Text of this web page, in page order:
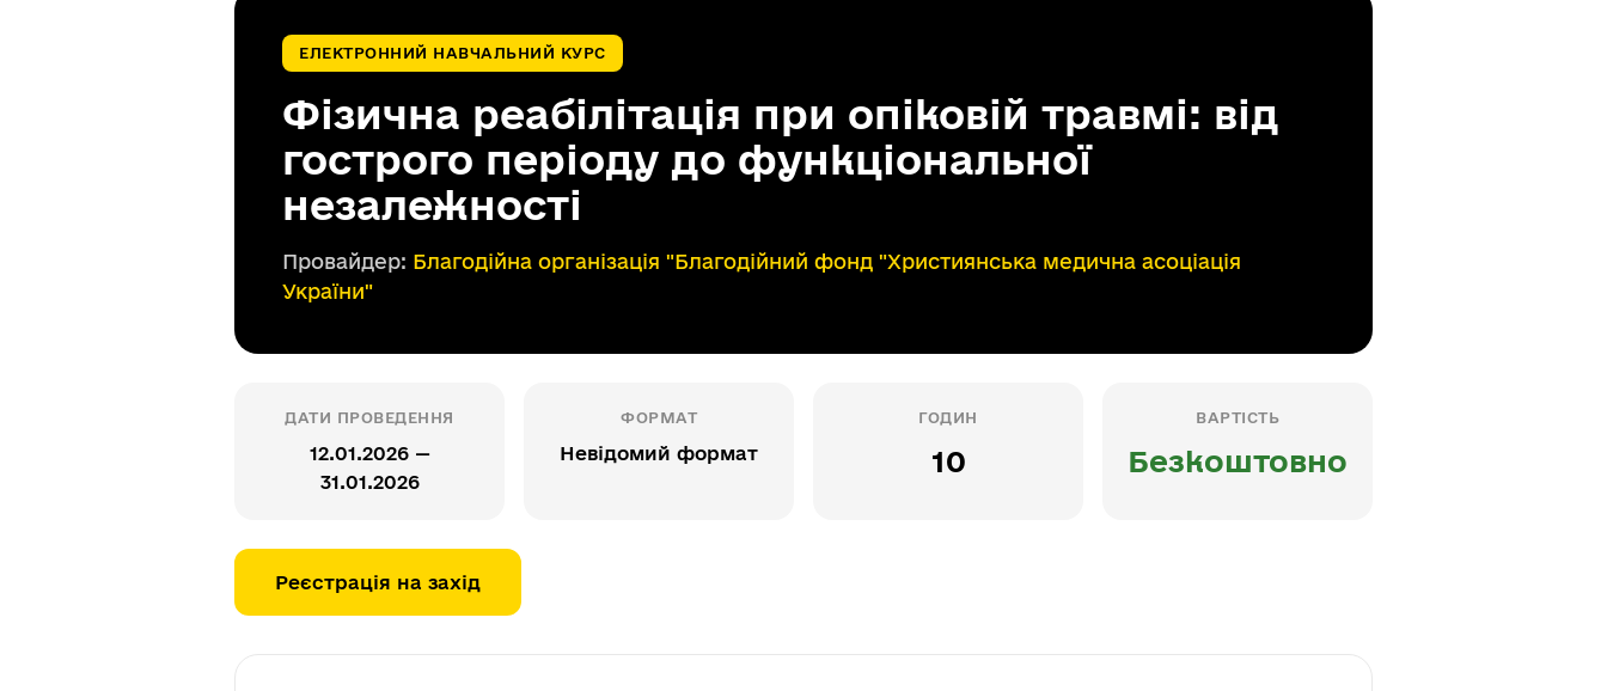
ЕЛЕКТРОННИЙ НАВЧАЛЬНИЙ КУРС
Фізична реабілітація при опіковій травмі: від
гострого періоду до функціональної
незалежності
Провайдер: Благодійна організація "Благодійний фонд "Християнська медична асоціація
України"
ДАТИ ПРОВЕДЕННЯ
12.01.2026 —
31.01.2026
ФОРМАТ
Невідомий формат
ГОДИН
10
ВАРТІСТЬ
Безкоштовно
Реєстрація на захід